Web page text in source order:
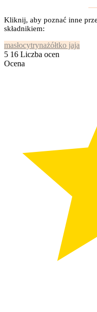
Kliknij, aby poznać inne
składnikiem:
masłocytrynażółtko jaja
5 16 Liczba ocen
Ocena